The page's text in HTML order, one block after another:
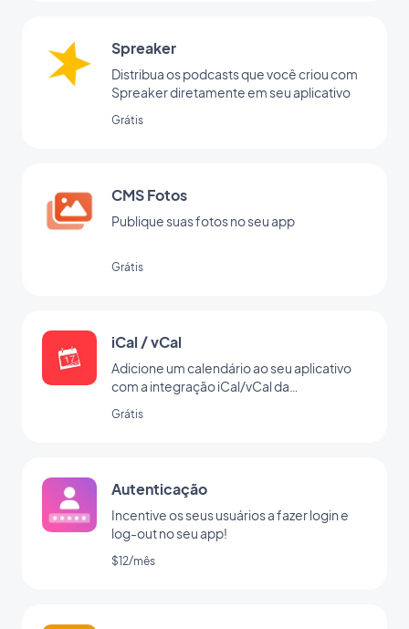
Spreaker
Distribua os podcasts que você criou com
Spreaker diretamente em seu aplicativo
Grátis
CMS Fotos
Publique suas fotos no seu app
Grátis
iCal / vCal
Adicione um calendário ao seu aplicativo
com a integração iCal/vCal da
Grátis
Autenticação
Incentive os seus usuários a fazer login e
log-out no seu app!
$12/mês